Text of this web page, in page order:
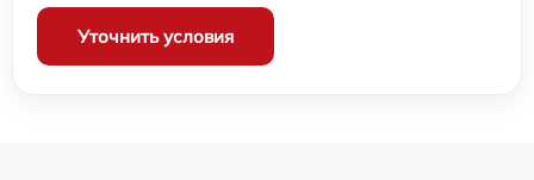
Уточнить условия